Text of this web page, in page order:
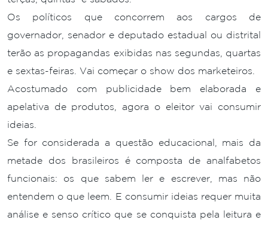
Os políticos que concorrem aos cargos de
governador, senador e deputado estadual ou distrital
terão as propagandas exibidas nas segundas, quartas
e sextas-feiras. Vai começar o show dos marketeiros.
Acostumado com publicidade bem elaborada e
apelativa de produtos, agora o eleitor vai consumir
ideias.
Se for considerada a questão educacional, mais da
metade dos brasileiros é composta de analfabetos
funcionais: os que sabem ler e escrever, mas não
entendem o que leem. E consumir ideias requer muita
análise e senso crítico que se conquista pela leitura e